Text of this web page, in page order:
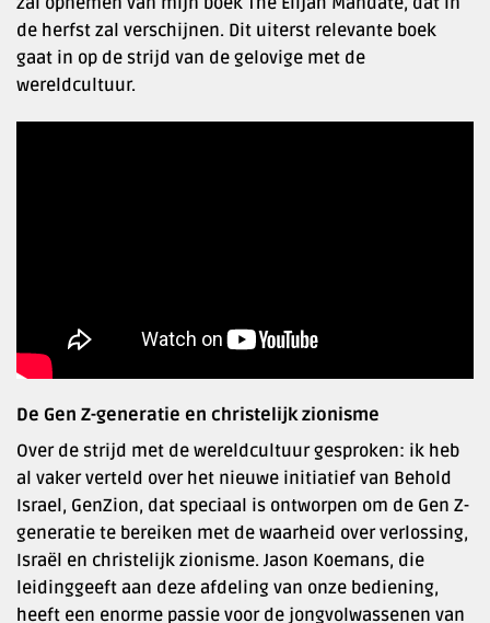
de herfst zal verschijnen. Dit uiterst relevante boek
gaat in op de strijd van de gelovige met de
wereldcultuur.
De Gen Z-generatie en christelijk zionisme
Over de strijd met de wereldcultuur gesproken: ik heb
al vaker verteld over het nieuwe initiatief van Behold
Israel, GenZion, dat speciaal is ontworpen om de Gen Z-
generatie te bereiken met de waarheid over verlossing,
Israël en christelijk zionisme. Jason Koemans, die
leidinggeeft aan deze afdeling van onze bediening,
heeft een enorme passie voor de jongvolwassenen van